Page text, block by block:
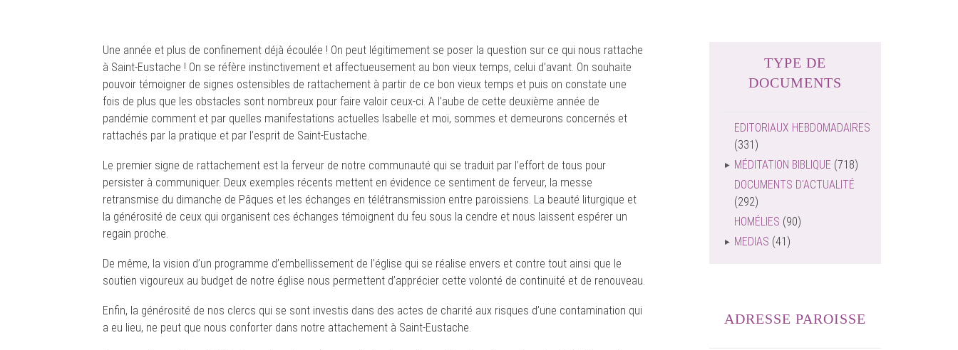
Une année et plus de confinement déjà écoulée ! On peut légitimement se poser la question sur ce qui nous rattache
à Saint-Eustache ! On se réfère instinctivement et affectueusement au bon vieux temps, celui d’avant. On souhaite
pouvoir témoigner de signes ostensibles de rattachement à partir de ce bon vieux temps et puis on constate une
fois de plus que les obstacles sont nombreux pour faire valoir ceux-ci. A l’aube de cette deuxième année de
pandémie comment et par quelles manifestations actuelles Isabelle et moi, sommes et demeurons concernés et
rattachés par la pratique et par l’esprit de Saint-Eustache.
Le premier signe de rattachement est la ferveur de notre communauté qui se traduit par l’effort de tous pour
persister à communiquer. Deux exemples récents mettent en évidence ce sentiment de ferveur, la messe
retransmise du dimanche de Pâques et les échanges en télétransmission entre paroissiens. La beauté liturgique et
la générosité de ceux qui organisent ces échanges témoignent du feu sous la cendre et nous laissent espérer un
regain proche.
De même, la vision d’un programme d’embellissement de l’église qui se réalise envers et contre tout ainsi que le
soutien vigoureux au budget de notre église nous permettent d’apprécier cette volonté de continuité et de renouveau.
Enfin, la générosité de nos clercs qui se sont investis dans des actes de charité aux risques d’une contamination qui
a eu lieu, ne peut que nous conforter dans notre attachement à Saint-Eustache.
TYPE DE
DOCUMENTS
EDITORIAUX HEBDOMADAIRES
(331)
MÉDITATION BIBLIQUE (718)
DOCUMENTS D'ACTUALITÉ
(292)
HOMÉLIES (90)
MEDIAS (41)
ADRESSE PAROISSE